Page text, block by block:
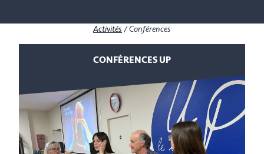
Activités /Conférences
CONFÉRENCES UP